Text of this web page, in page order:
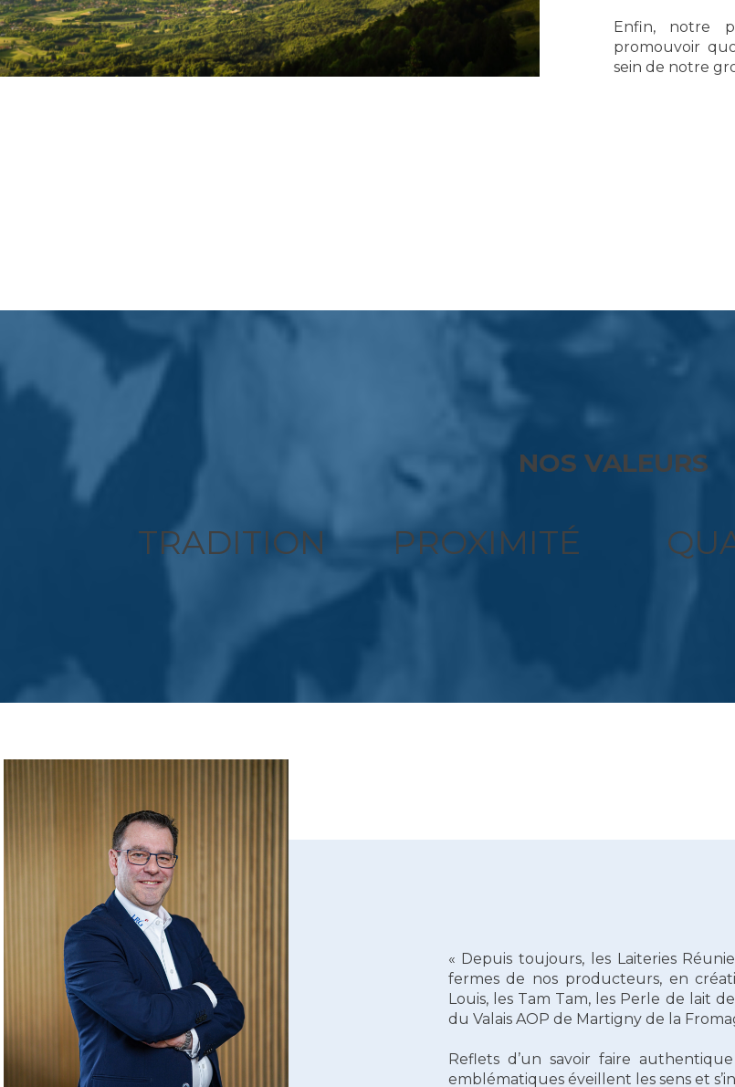
Enfin, notre
promouvoir
sein de notre
NOS VALEURS
TRADITION PROXIMITÉ
« Depuis toujours, les Laiteries
fermes de nos producteurs, en
Louis, les Tam Tam, les Perle de lait
du Valais AOP de Martigny de la
Reflets d’un savoir faire
emblématiques éveillent les sens et